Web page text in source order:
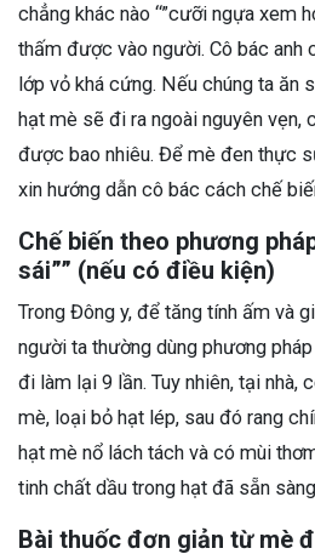
chẳng khác nào “”cưỡi ngựa xem
thấm được vào người. Cô bác anh
lớp vỏ khá cứng. Nếu chúng ta ăn
hạt mè sẽ đi ra ngoài nguyên vẹn,
được bao nhiêu. Để mè đen thực
xin hướng dẫn cô bác cách chế
Chế biến theo phương
sái”” (nếu có điều kiện)
Trong Đông y, để tăng tính ấm và
người ta thường dùng phương
đi làm lại 9 lần. Tuy nhiên, tại nhà,
mè, loại bỏ hạt lép, sau đó rang
hạt mè nổ lách tách và có mùi
tinh chất dầu trong hạt đã sẵn
Bài thuốc đơn giản từ mè